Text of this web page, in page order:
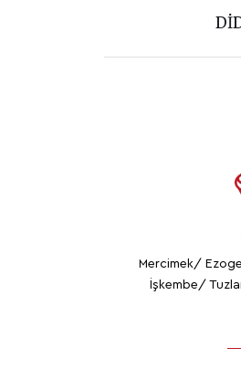
Mercimek/
İşkembe/